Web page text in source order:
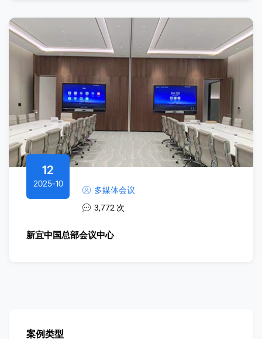
12
2025-10
多媒体会议
3,772 次
新宜中国总部会议中心
案例类型